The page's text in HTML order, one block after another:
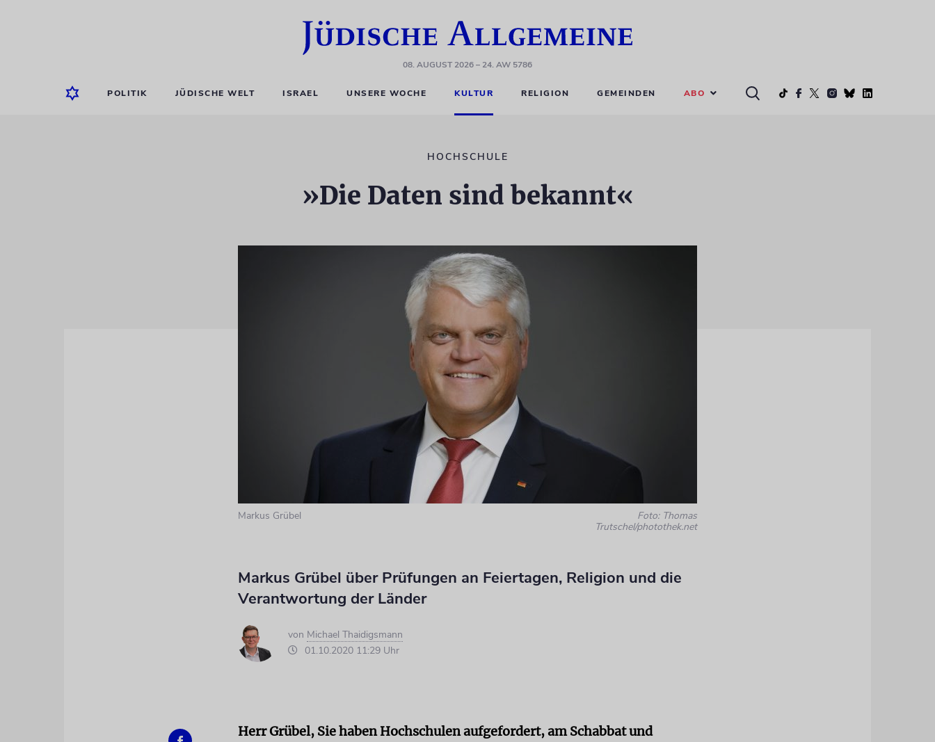
08. AUGUST 2026– 24. AW 5786
POLITIK JÜDISCHE WELT ISRAEL UNSERE WOCHE KULTUR RELIGION GEMEINDEN ABO
HOCHSCHULE
»Die Daten sind bekannt«
Markus Grübel
Foto: Thomas
Trutschel/photothek.net
Markus Grübel über Prüfungen an Feiertagen, Religion und die
Verantwortung der Länder
von Michael Thaidigsmann
01.10.2020 11:29 Uhr
Herr Grübel, Sie haben Hochschulen aufgefordert, am Schabbat und